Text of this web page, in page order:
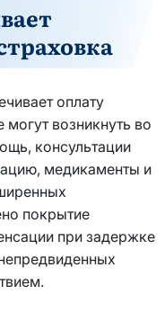
оплату
возникнуть во
консультации
медикаменты и
покрытие
при задержке